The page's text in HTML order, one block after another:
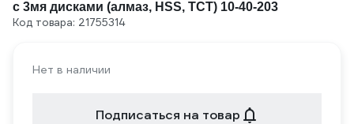
с 3мя дисками (алмаз, HSS, TCT) 10-40-203
Код товара: 21755314
Нет в наличии
Подписаться на товар